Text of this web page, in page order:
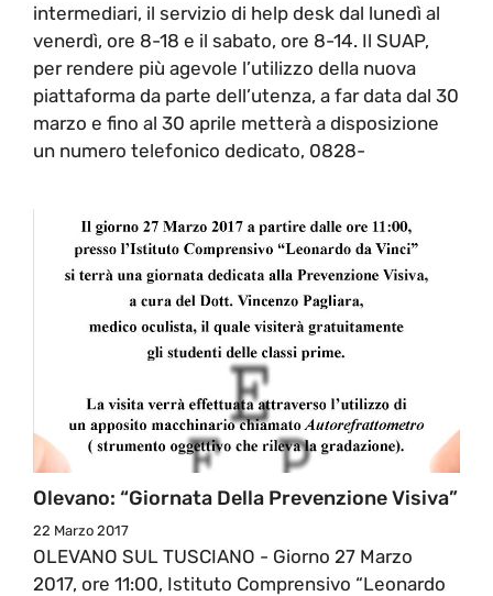
intermediari, il servizio di help desk dal lunedì al
venerdì, ore 8-18 e il sabato, ore 8-14. Il SUAP,
per rendere più agevole l’utilizzo della nuova
piattaforma da parte dell’utenza, a far data dal 30
marzo e fino al 30 aprile metterà a disposizione
un numero telefonico dedicato, 0828-
Olevano: “Giornata Della Prevenzione Visiva”
22 Marzo 2017
OLEVANO SUL TUSCIANO - Giorno 27 Marzo
2017, ore 11:00, Istituto Comprensivo “Leonardo